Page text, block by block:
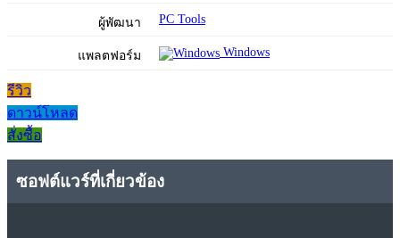
ผู้พัฒนา PC Tools
แพลตฟอร์ม Windows
รีวิว
ดาวน์โหลด
สั่งซื้อ
ซอฟต์แวร์ที่เกี่ยวข้อง